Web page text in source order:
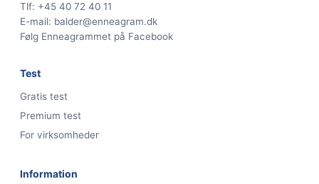
Tlf: +45 40 72 40 11
E-mail: balder@enneagram.dk
Følg Enneagrammet på Facebook
Test
Gratis test
Premium test
For virksomheder
Information